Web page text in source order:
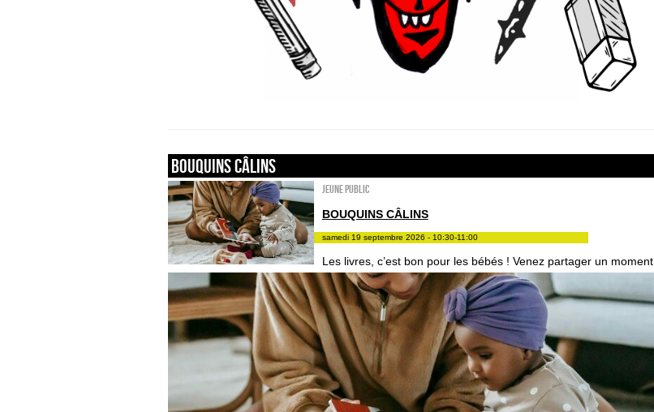
Bouquins câlins
Jeune public
BOUQUINS CÂLINS
samedi 19 septembre 2026 - 10:30-11:00
Les livres, c’est bon pour les bébés ! Venez partager un moment